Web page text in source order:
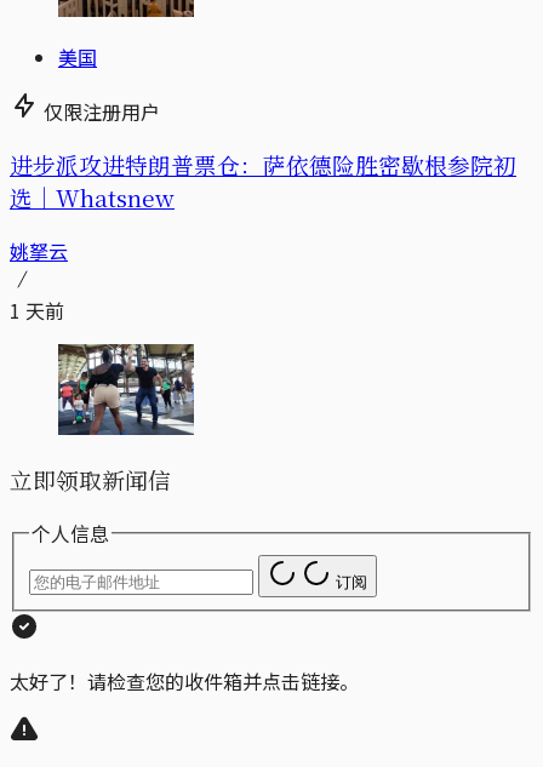
美国
仅限注册用户
进步派攻进特朗普票仓：萨依德险胜密歇根参院初
选｜Whatsnew
姚拏云
1 天前
立即领取新闻信
个人信息
订阅
太好了！请检查您的收件箱并点击链接。